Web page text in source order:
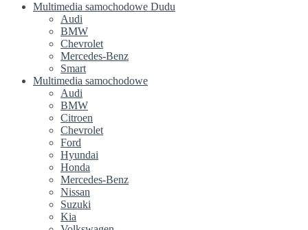
Multimedia samochodowe Dudu
Audi
BMW
Chevrolet
Mercedes-Benz
Smart
Multimedia samochodowe
Audi
BMW
Citroen
Chevrolet
Ford
Hyundai
Honda
Mercedes-Benz
Nissan
Suzuki
Kia